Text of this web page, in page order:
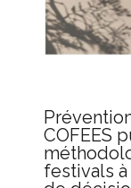
COFEES
festivals